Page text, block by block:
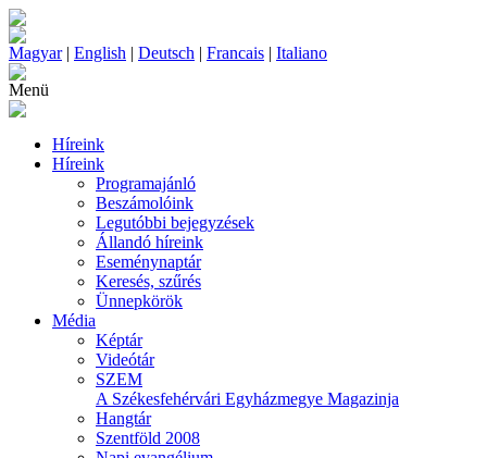
Magyar| English | Deutsch | Francais | Italiano
Menü
Híreink
Híreink
Programajánló
Beszámolóink
Legutóbbi bejegyzések
Állandó híreink
Eseménynaptár
Keresés, szűrés
Ünnepkörök
Média
Képtár
Videótár
SZEM
A Székesfehérvári Egyházmegye Magazinja
Hangtár
Szentföld 2008